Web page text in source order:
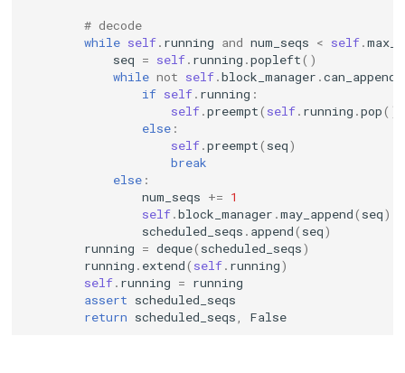
# decode
while self. running and num_seqs < self.
seq = self. running .popleft()
while not self.block_manager .can_append
if self. running :
self.preempt( self. running .pop
else :
self.preempt( seq)
break
else :
num_seqs += 1
self.block_manager .may_append( seq)
scheduled_seqs . append( seq)
running = deque( scheduled_seqs)
running . extend( self. running)
self. running = running
assert scheduled_seqs
return scheduled_seqs False